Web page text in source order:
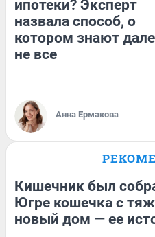
ипотеки? Эксперт
назвала способ, о
котором знают
не все
Анна Ермакова
Кишечник был
Югре кошечка с
новый дом — ее